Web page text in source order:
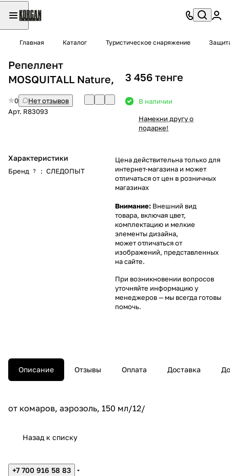
Главная Каталог Туристическое снаряжение
Репеллент
MOSQUITALL Nature,
0
Нет отзывов
Арт. R83093
Характеристики
Бренд ? : СЛЕДОПЫТ
3 456 тенге
В наличии
Намекни другу о
подарке!
Цена действительна только для
интернет-магазина и может
отличаться от цен в розничных
магазинах
Внимание: Внешний вид
товара, включая цвет,
комплектацию и мелкие
элементы дизайна,
может отличаться от
изображений, представленных
на сайте.
При возникновении вопросов
уточняйте информацию у
менеджеров— мы всегда готовы
помочь.
Описание Отзывы Оплата Доставка
от комаров, аэрозоль, 150 мл/12/
Назад к списку
+7 700 916 58 83